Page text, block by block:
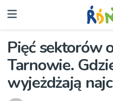
Pięć sektorów
Tarnowie.
wyjeżdżają